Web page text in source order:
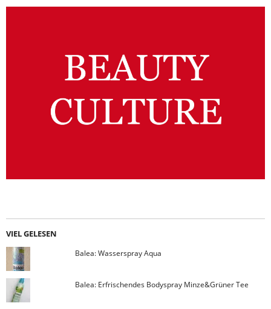
VIEL GELESEN
Balea: Wasserspray Aqua
Balea: Erfrischendes Bodyspray Minze&Grüner Tee